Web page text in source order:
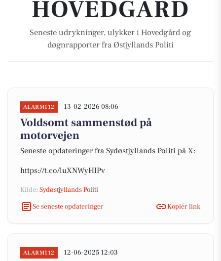
HOVEDGÅRD
Seneste udrykninger, ulykker i Hovedgård og
døgnrapporter fra Østjyllands Politi
ALARM112 13-02-2026 08:06
Voldsomt sammenstød på
motorvejen
Seneste opdateringer fra Sydøstjyllands Politi på X:
https://t.co/luXNWyHlPv
Kilde: Sydøstjyllands Politi
Se seneste opdateringer
Kopiér link
ALARM112 12-06-2025 12:03